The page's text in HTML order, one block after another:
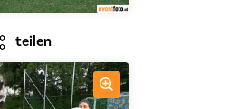
teilen